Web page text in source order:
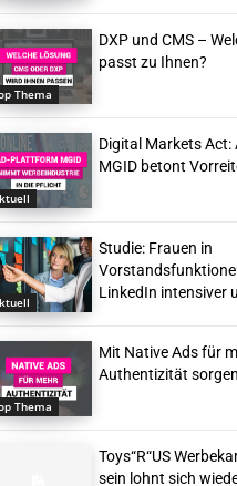
Thema
DXP und CMS –
passt zu Ihnen?
Digital Markets
MGID betont
Studie: Frauen in
LinkedIn intensiver
Thema
Mit Native Ads für
Authentizität sorgen
Toys“R“US
sein lohnt sich